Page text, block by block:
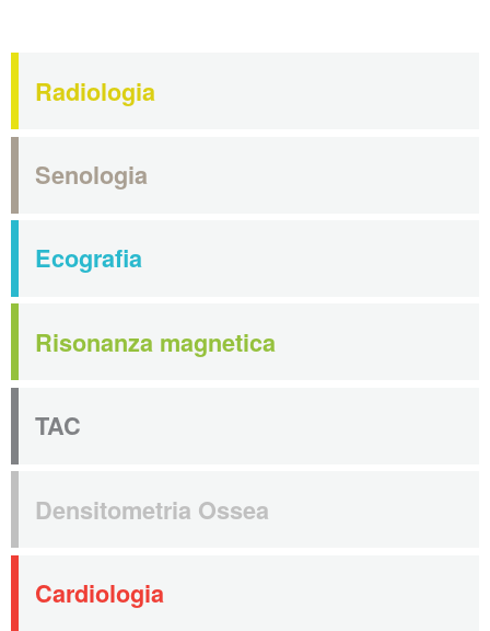
Radiologia
Senologia
Ecografia
Risonanza magnetica
TAC
Densitometria Ossea
Cardiologia